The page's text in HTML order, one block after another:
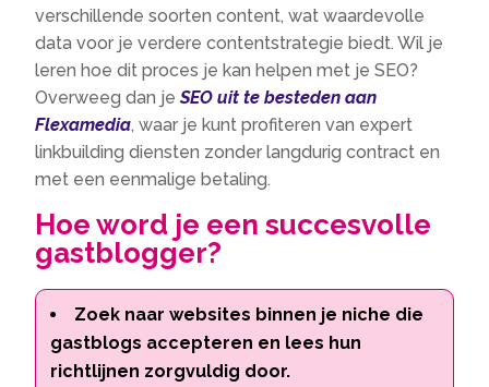
verschillende soorten content, wat waardevolle
data voor je verdere contentstrategie biedt. Wil je
leren hoe dit proces je kan helpen met je SEO?
Overweeg dan jeSEO uit te besteden aan
Flexamedia, waar je kunt profiteren van expert
linkbuilding diensten zonder langdurig contract en
met een eenmalige betaling.
Hoe word je een succesvolle
gastblogger?
Zoek naar websites binnen je niche die
gastblogs accepteren en lees hun
richtlijnen zorgvuldig door.